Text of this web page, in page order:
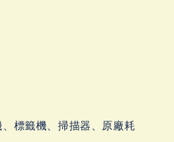
標籤機、掃描器、原廠耗